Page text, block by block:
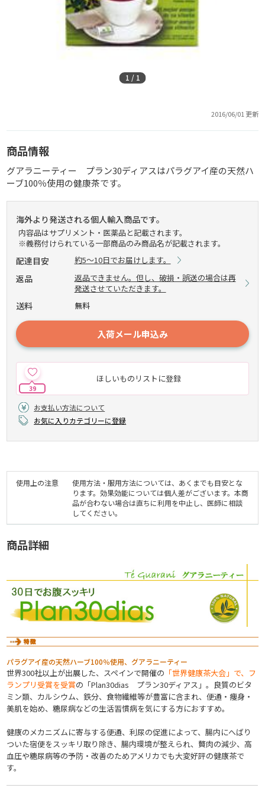
1 / 1
2016/06/01 更新
商品情報
グアラニーティー プラン30ディアスはパラグアイ産の天然ハ
ーブ100％使用の健康茶です。
海外より発送される個人輸入商品です。
内容品はサプリメント・医薬品と記載されます。
※義務付けられている一部商品のみ商品名が記載されます。
配達目安 約5～10日でお届けします。
返品
返品できません。但し、破損・誤送の場合は再
発送させていただきます。
送料 無料
入荷メール申込み
ほしいものリストに登録
39
お支払い方法について
お気に入りカテゴリーに登録
使用上の注意
使用方法・服用方法については、あくまでも目安とな
ります。効果効能については個人差がございます。本商
品が合わない場合は直ちに利用を中止し、医師に相談
してください。
商品詳細
パラグアイ産の天然ハーブ100％使用、グアラニーティー
世界300社以上が出展した、スペインで開催の 「世界健康茶大会」で、フ
ランプリ受賞を受賞の「Plan30dias プラン30ディアス」。良質のビタ
ミン類、カルシウム、鉄分、食物繊維等が豊富に含まれ、便通・痩身・
美肌を始め、糖尿病などの生活習慣病を気にする方におすすめ。
健康のメカニズムに寄与する便通、利尿の促進によって、腸内にへばり
ついた宿便をスッキリ取り除き、腸内環境が整えられ、贅肉の減少、高
血圧や糖尿病等の予防・改善のためアメリカでも大変好評の健康茶で
す。